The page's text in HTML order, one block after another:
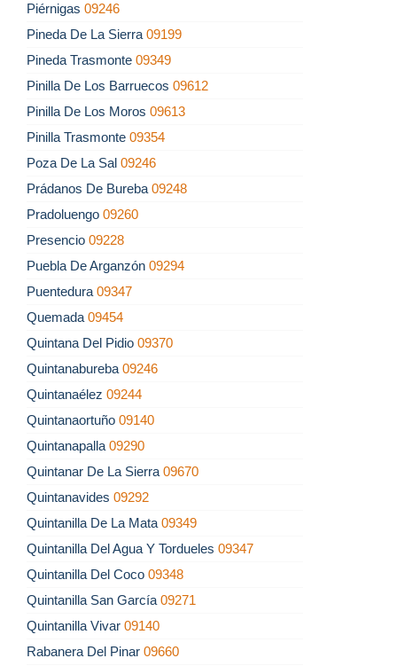
Piérnigas 09246
Pineda De La Sierra 09199
Pineda Trasmonte 09349
Pinilla De Los Barruecos 09612
Pinilla De Los Moros 09613
Pinilla Trasmonte 09354
Poza De La Sal 09246
Prádanos De Bureba 09248
Pradoluengo 09260
Presencio 09228
Puebla De Arganzón 09294
Puentedura 09347
Quemada 09454
Quintana Del Pidio 09370
Quintanabureba 09246
Quintanaélez 09244
Quintanaortuño 09140
Quintanapalla 09290
Quintanar De La Sierra 09670
Quintanavides 09292
Quintanilla De La Mata 09349
Quintanilla Del Agua Y Tordueles 09347
Quintanilla Del Coco 09348
Quintanilla San García 09271
Quintanilla Vivar 09140
Rabanera Del Pinar 09660